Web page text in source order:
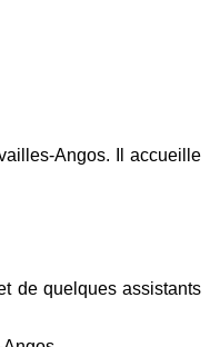
Angos. Il accueille
de quelques assistants